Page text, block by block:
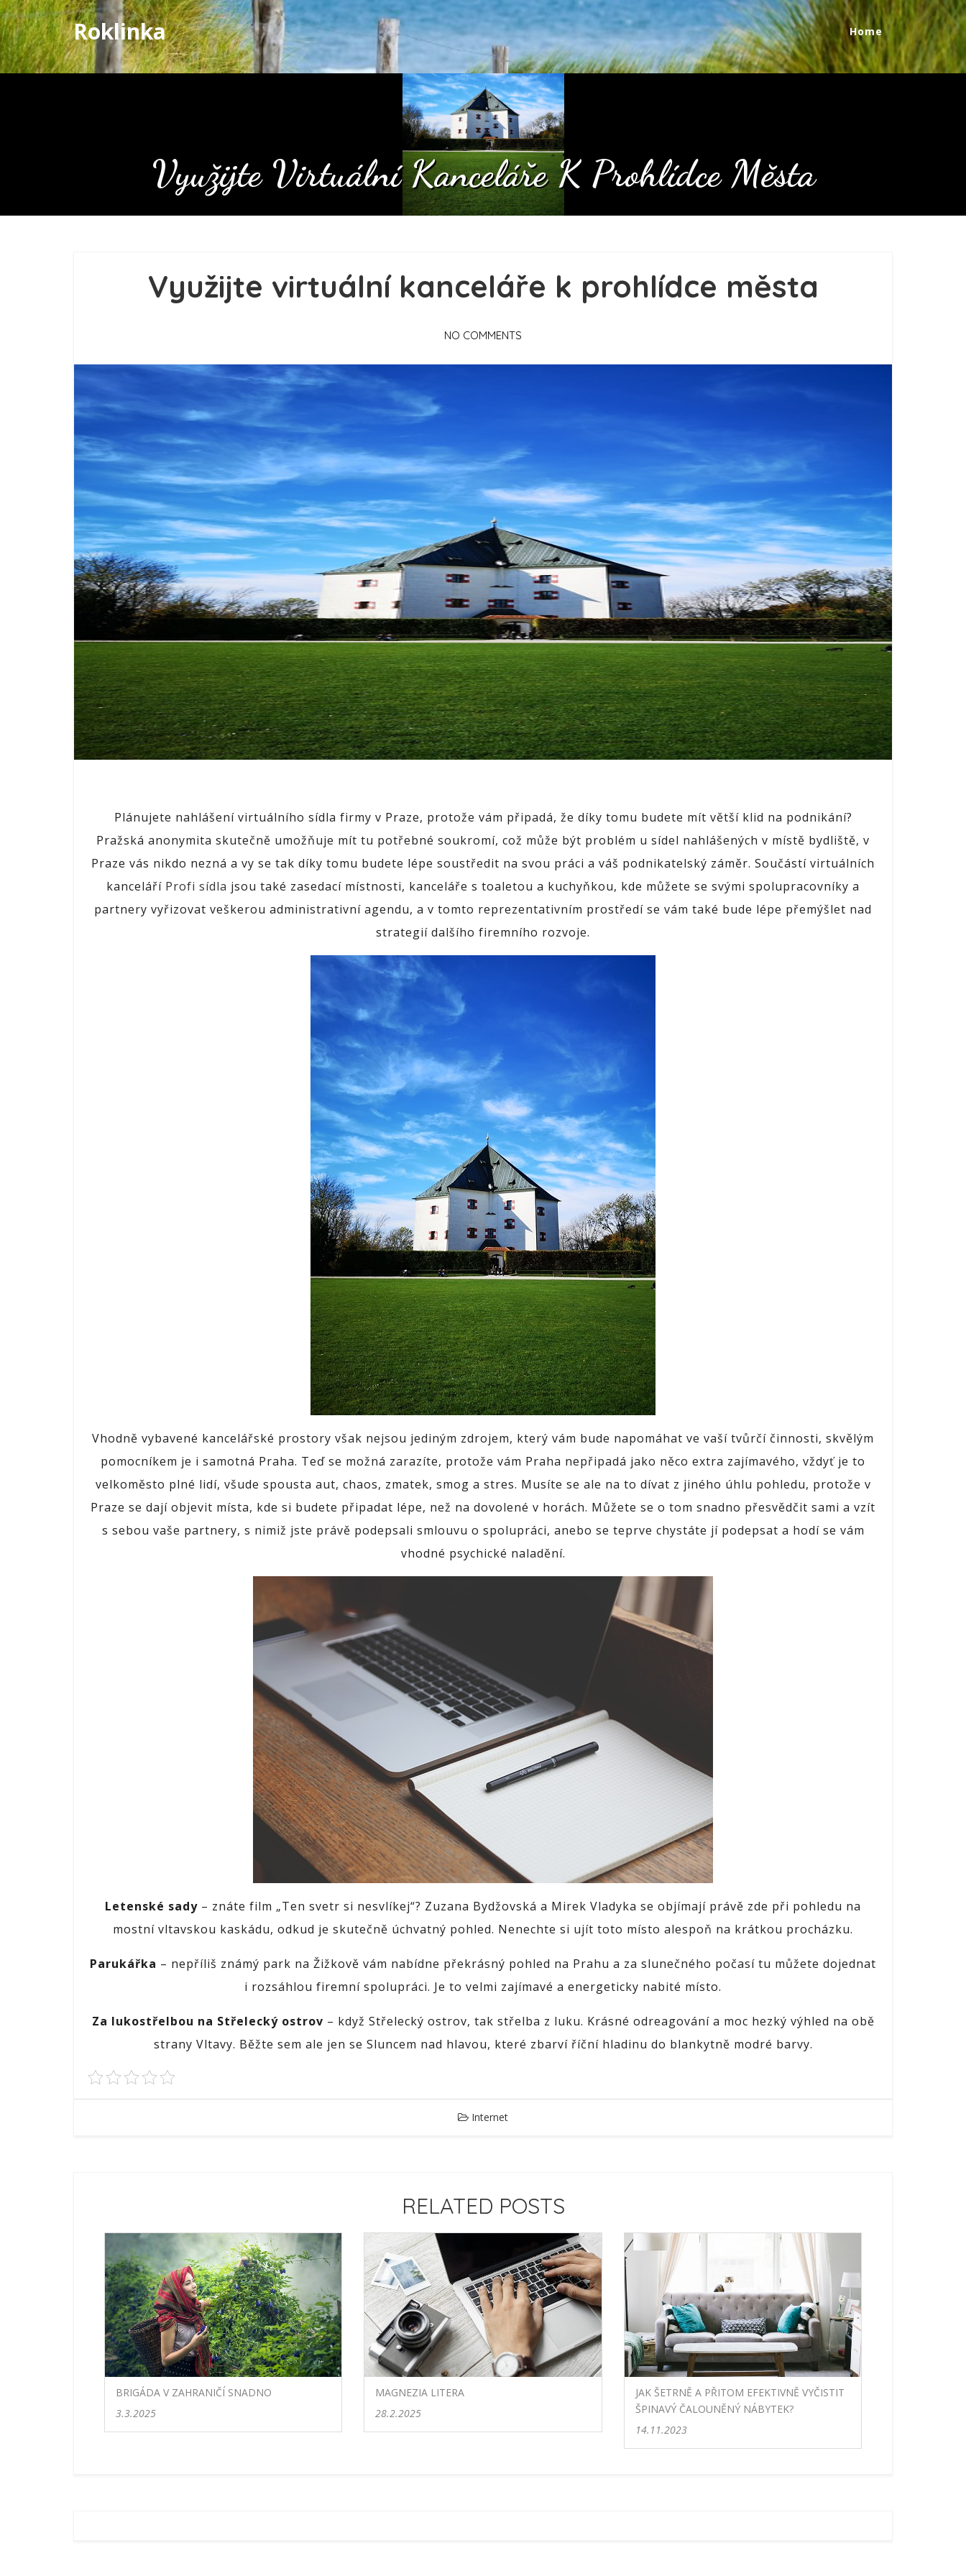
Roklinka Home
Využijte Virtuální Kanceláře K Prohlídce Města
Využijte virtuální kanceláře k prohlídce města
NO COMMENTS
Plánujete nahlášení virtuálního sídla firmy v Praze, protože vám připadá, že díky tomu budete mít větší klid na podnikání?
Pražská anonymita skutečně umožňuje mít tu potřebné soukromí, což může být problém u sídel nahlášených v místě bydliště, v
Praze vás nikdo nezná a vy se tak díky tomu budete lépe soustředit na svou práci a váš podnikatelský záměr. Součástí virtuálních
kanceláří Profi sídla jsou také zasedací místnosti, kanceláře s toaletou a kuchyňkou, kde můžete se svými spolupracovníky a
partnery vyřizovat veškerou administrativní agendu, a v tomto reprezentativním prostředí se vám také bude lépe přemýšlet nad
strategií dalšího firemního rozvoje.
Vhodně vybavené kancelářské prostory však nejsou jediným zdrojem, který vám bude napomáhat ve vaší tvůrčí činnosti, skvělým
pomocníkem je i samotná Praha. Teď se možná zarazíte, protože vám Praha nepřipadá jako něco extra zajímavého, vždyť je to
velkoměsto plné lidí, všude spousta aut, chaos, zmatek, smog a stres. Musíte se ale na to dívat z jiného úhlu pohledu, protože v
Praze se dají objevit místa, kde si budete připadat lépe, než na dovolené v horách. Můžete se o tom snadno přesvědčit sami a vzít
s sebou vaše partnery, s nimiž jste právě podepsali smlouvu o spolupráci, anebo se teprve chystáte jí podepsat a hodí se vám
vhodné psychické naladění.
Letenské sady – znáte film „Ten svetr si nesvlíkej“? Zuzana Bydžovská a Mirek Vladyka se objímají právě zde při pohledu na
mostní vltavskou kaskádu, odkud je skutečně úchvatný pohled. Nenechte si ujít toto místo alespoň na krátkou procházku.
Parukářka – nepříliš známý park na Žižkově vám nabídne překrásný pohled na Prahu a za slunečného počasí tu můžete dojednat
i rozsáhlou firemní spolupráci. Je to velmi zajímavé a energeticky nabité místo.
Za lukostřelbou na Střelecký ostrov – když Střelecký ostrov, tak střelba z luku. Krásné odreagování a moc hezký výhled na obě
strany Vltavy. Běžte sem ale jen se Sluncem nad hlavou, které zbarví říční hladinu do blankytně modré barvy.
Internet
RELATED POSTS
BRIGÁDA V ZAHRANIČÍ SNADNO
3.3.2025
MAGNEZIA LITERA
28.2.2025
JAK ŠETRNĚ A PŘITOM EFEKTIVNĚ VYČISTIT
ŠPINAVÝ ČALOUNĚNÝ NÁBYTEK?
14.11.2023